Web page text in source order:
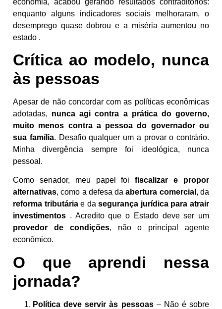
enquanto alguns indicadores sociais melhoraram, o
desemprego quase dobrou e a miséria aumentou no
estado .
Crítica ao modelo, nunca
às pessoas
Apesar de não concordar com as políticas econômicas
adotadas, nunca agi contra a prática do governo,
muito menos contra a pessoa do governador ou
sua família. Desafio qualquer um a provar o contrário.
Minha divergência sempre foi ideológica, nunca
pessoal.
Como senador, meu papel foifiscalizar e propor
alternativas, como a defesa daabertura comercial , da
reforma tributáriae dasegurança jurídica para atrair
investimentos . Acredito que o Estado deve ser um
provedor de condições, não o principal agente
econômico.
O que aprendi nessa
jornada?
Política deve servir às pessoas– Não é sobre